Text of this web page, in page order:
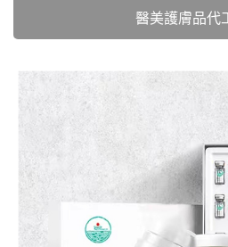
醫美護膚品代